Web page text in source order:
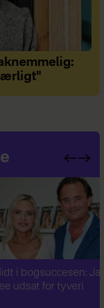
i bogsuccesen:
udsat for tyveri